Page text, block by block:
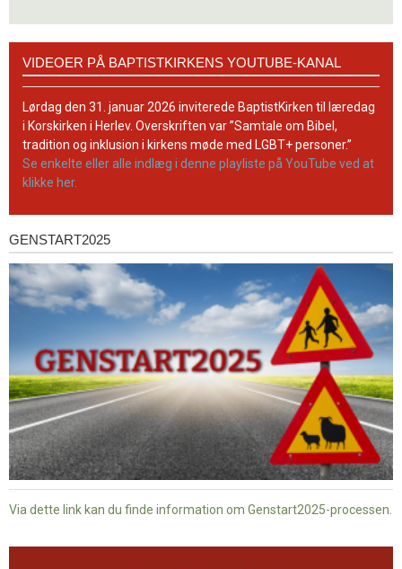
BaptistKirkens
YouTube-
kanal
VIDEOER PÅ BAPTISTKIRKENS YOUTUBE-KANAL
Lørdag den 31. januar 2026 inviterede BaptistKirken til læredag
i Korskirken i Herlev. Overskriften var ”Samtale om Bibel,
tradition og inklusion i kirkens møde med LGBT+ personer.”
Se enkelte eller alle indlæg i denne playliste på YouTube ved at
klikke her.
Genstart2025
GENSTART2025
Via dette link kan du finde information om Genstart2025-processen.